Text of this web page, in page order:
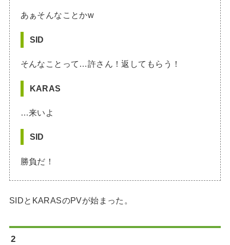
あぁそんなことかw
SID
そんなことって…許さん！返してもらう！
KARAS
…来いよ
SID
勝負だ！
SIDとKARASのPVが始まった。
2